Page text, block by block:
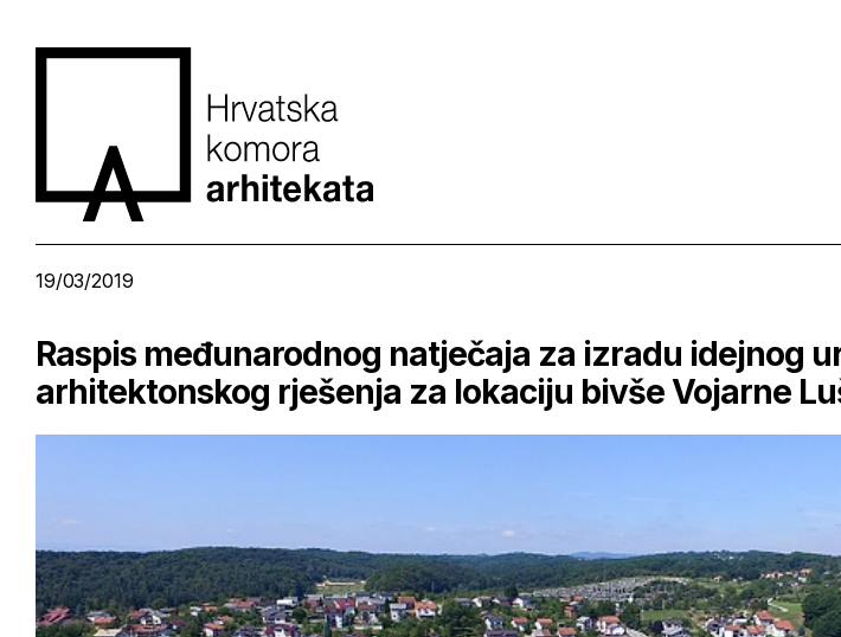
19/03/2019
Raspis međunarodnog natječaja za izradu idejnog
arhitektonskog rješenja za lokaciju bivše Vojarne